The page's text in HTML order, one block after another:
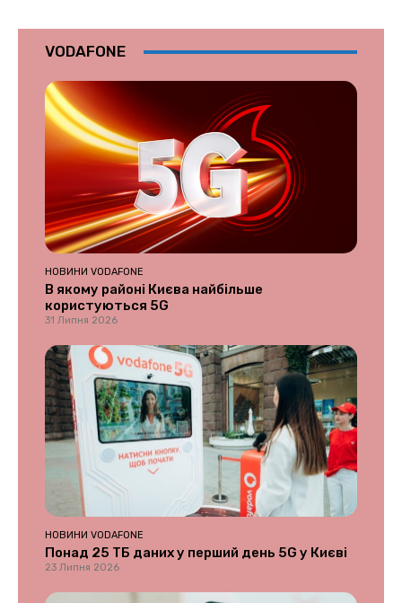
VODAFONE
НОВИНИ VODAFONE
В якому районі Києва найбільше
користуються 5G
31 Липня 2026
НОВИНИ VODAFONE
Понад 25 ТБ даних у перший день 5G у Києві
23 Липня 2026